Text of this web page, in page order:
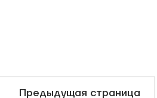
Предыдущая страница